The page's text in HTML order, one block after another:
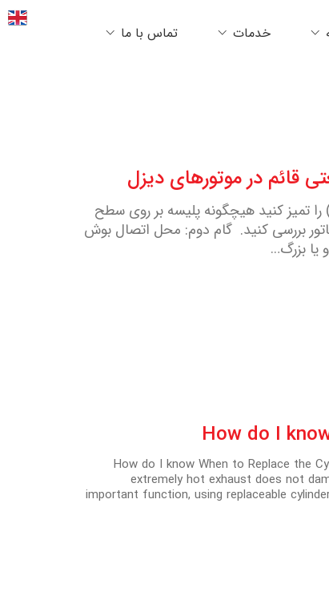
خدمات تماس با ما
قائم در موتورهای دیزل
تمیز کنید هیچگونه پلیسه بر روی سطح
بررسی کنید. گام دوم: محل اتصال بوش
یا بزرگ…
How do I know When to Replace the
extremely hot exhaust does not
important function, using replaceable